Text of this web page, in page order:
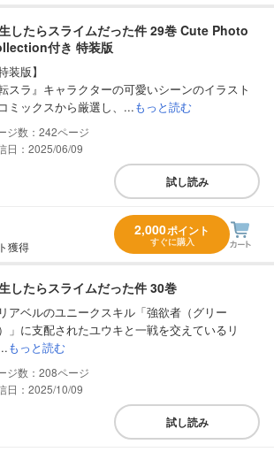
したらスライムだった件 29巻 Cute Photo
付き 特装版
装版】
転スラ』キャラクターの可愛いシーンのイラスト
ミックスから厳選し、...もっと読む
242
日：2025/06/09
試し読み
獲得
2,000ポイント
すぐに購入
したらスライムだった件 30巻
アベルのユニークスキル「強欲者（グリー
」に支配されたユウキと一戦を交えているリ
もっと読む
208
日：2025/10/09
試し読み